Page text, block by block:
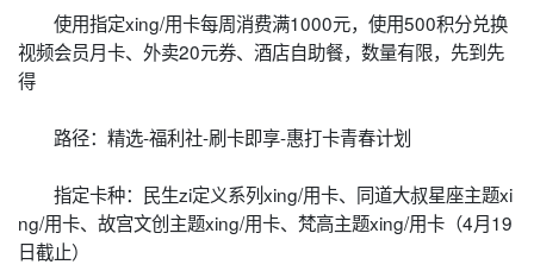
使用指定xing/用卡每周消费满1000元，使用500积分兑换
视频会员月卡、外卖20元券、酒店自助餐，数量有限，先到先
得
路径：精选-福利社-刷卡即享-惠打卡青春计划
指定卡种：民生zi定义系列xing/用卡、同道大叔星座主题xi
ng/用卡、故宫文创主题xing/用卡、梵高主题xing/用卡（4月19
日截止）